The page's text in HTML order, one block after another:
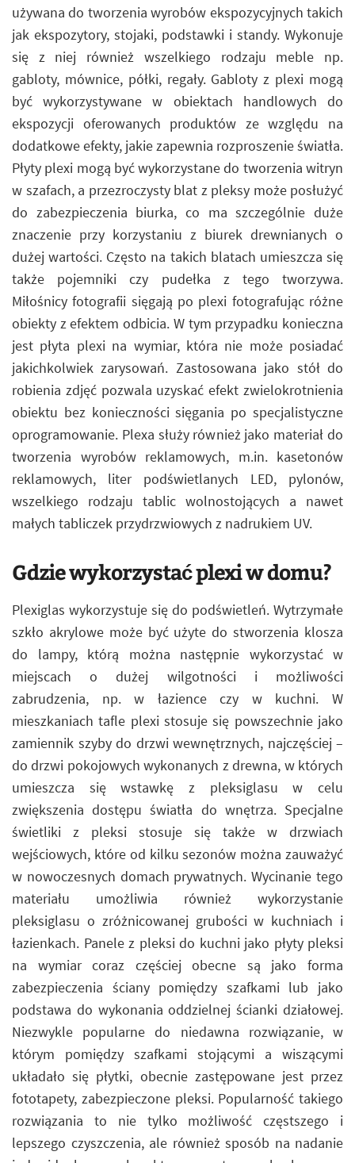
używana do tworzenia wyrobów ekspozycyjnych takich
jak ekspozytory, stojaki, podstawki i standy. Wykonuje
się z niej również wszelkiego rodzaju meble np.
gabloty, mównice, półki, regały. Gabloty z plexi mogą
być wykorzystywane w obiektach handlowych do
ekspozycji oferowanych produktów ze względu na
dodatkowe efekty, jakie zapewnia rozproszenie światła.
Płyty plexi mogą być wykorzystane do tworzenia witryn
w szafach, a przezroczysty blat z pleksy może posłużyć
do zabezpieczenia biurka, co ma szczególnie duże
znaczenie przy korzystaniu z biurek drewnianych o
dużej wartości. Często na takich blatach umieszcza się
także pojemniki czy pudełka z tego tworzywa.
Miłośnicy fotografii sięgają po plexi fotografując różne
obiekty z efektem odbicia. W tym przypadku konieczna
jest płyta plexi na wymiar, która nie może posiadać
jakichkolwiek zarysowań. Zastosowana jako stół do
robienia zdjęć pozwala uzyskać efekt zwielokrotnienia
obiektu bez konieczności sięgania po specjalistyczne
oprogramowanie. Plexa służy również jako materiał do
tworzenia wyrobów reklamowych, m.in. kasetonów
reklamowych, liter podświetlanych LED, pylonów,
wszelkiego rodzaju tablic wolnostojących a nawet
małych tabliczek przydrzwiowych z nadrukiem UV.
Gdzie wykorzystać plexi w domu?
Plexiglas wykorzystuje się do podświetleń. Wytrzymałe
szkło akrylowe może być użyte do stworzenia klosza
do lampy, którą można następnie wykorzystać w
miejscach o dużej wilgotności i możliwości
zabrudzenia, np. w łazience czy w kuchni. W
mieszkaniach tafle plexi stosuje się powszechnie jako
zamiennik szyby do drzwi wewnętrznych, najczęściej –
do drzwi pokojowych wykonanych z drewna, w których
umieszcza się wstawkę z pleksiglasu w celu
zwiększenia dostępu światła do wnętrza. Specjalne
świetliki z pleksi stosuje się także w drzwiach
wejściowych, które od kilku sezonów można zauważyć
w nowoczesnych domach prywatnych. Wycinanie tego
materiału umożliwia również wykorzystanie
pleksiglasu o zróżnicowanej grubości w kuchniach i
łazienkach. Panele z pleksi do kuchni jako płyty pleksi
na wymiar coraz częściej obecne są jako forma
zabezpieczenia ściany pomiędzy szafkami lub jako
podstawa do wykonania oddzielnej ścianki działowej.
Niezwykle popularne do niedawna rozwiązanie, w
którym pomiędzy szafkami stojącymi a wiszącymi
układało się płytki, obecnie zastępowane jest przez
fototapety, zabezpieczone pleksi. Popularność takiego
rozwiązania to nie tylko możliwość częstszego i
lepszego czyszczenia, ale również sposób na nadanie